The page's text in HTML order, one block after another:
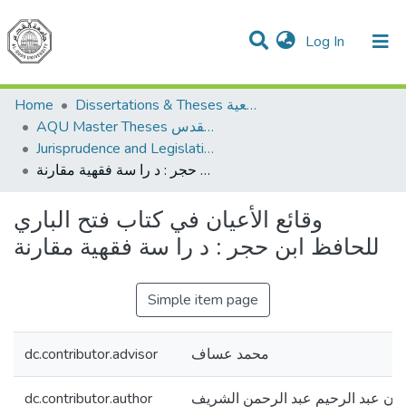
Log In (current)
Communities & Collections
All of DSpace
Home
Dissertations & Theses الرسائل الجامعية
AQU Master Theses الرسائل الجامعية الخاصة بجامعة القدس
Jurisprudence and Legislation الفقه والتشريع
وقائع الأعيان في كتاب فتح الباري للحافظ ابن حجر : د را سة فقهية مقارنة
وقائع الأعيان في كتاب فتح الباري
للحافظ ابن حجر : د را سة فقهية مقارنة
Simple item page
dc.contributor.advisor محمد عساف
dc.contributor.author عبد الرحيم عبد الرحمن الشريف